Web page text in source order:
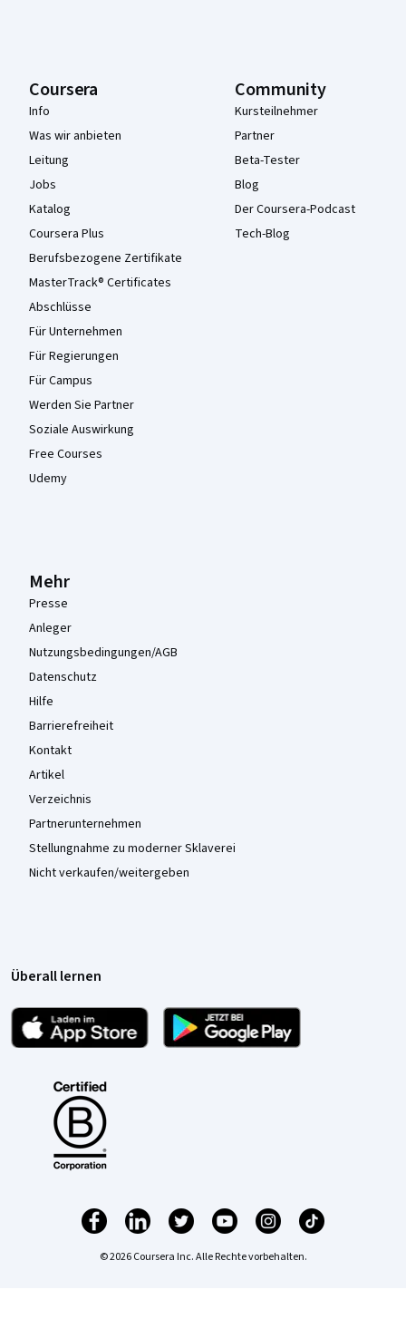
Coursera
Info
Was wir anbieten
Leitung
Jobs
Katalog
Coursera Plus
Berufsbezogene Zertifikate
MasterTrack® Certificates
Abschlüsse
Für Unternehmen
Für Regierungen
Für Campus
Werden Sie Partner
Soziale Auswirkung
Free Courses
Udemy
Community
Kursteilnehmer
Partner
Beta-Tester
Blog
Der Coursera-Podcast
Tech-Blog
Mehr
Presse
Anleger
Nutzungsbedingungen/AGB
Datenschutz
Hilfe
Barrierefreiheit
Kontakt
Artikel
Verzeichnis
Partnerunternehmen
Stellungnahme zu moderner Sklaverei
Nicht verkaufen/weitergeben
Überall lernen
© 2026 Coursera Inc. Alle Rechte vorbehalten.